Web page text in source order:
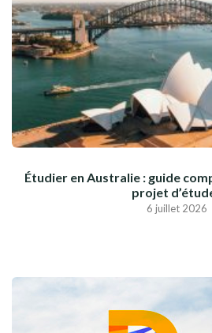
Étudier en Australie : guide
projet
6 juillet 2026